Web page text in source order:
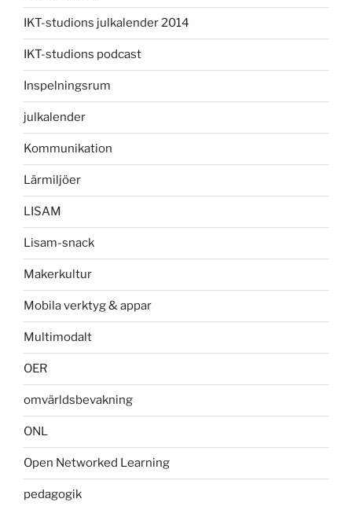
IKT-studions julkalender 2014
IKT-studions podcast
Inspelningsrum
julkalender
Kommunikation
Lärmiljöer
LISAM
Lisam-snack
Makerkultur
Mobila verktyg & appar
Multimodalt
OER
omvärldsbevakning
ONL
Open Networked Learning
pedagogik